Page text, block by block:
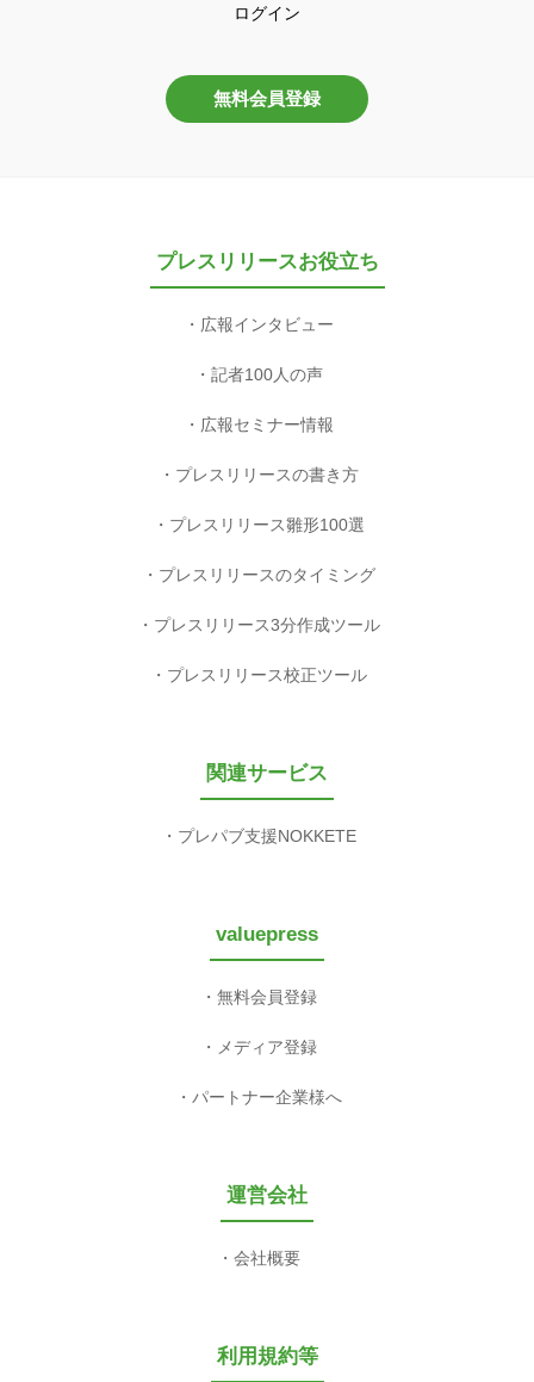
ログイン
無料会員登録
プレスリリースお役立ち
広報インタビュー
記者100人の声
広報セミナー情報
プレスリリースの書き方
プレスリリース雛形100選
プレスリリースのタイミング
プレスリリース3分作成ツール
プレスリリース校正ツール
関連サービス
プレパブ支援NOKKETE
valuepress
無料会員登録
メディア登録
パートナー企業様へ
運営会社
会社概要
利用規約等